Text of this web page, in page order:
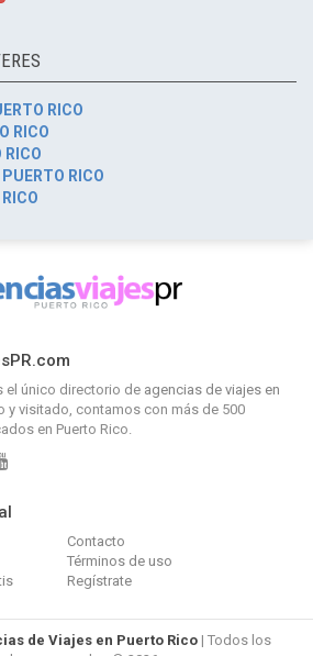
RICO
RICO
RICO
RICO
el único directorio de agencias de viajes en
y visitado, contamos con más de 500
en Puerto Rico.
Contacto
Términos de uso
Regístrate
de Viajes en Puerto Rico | Todos los